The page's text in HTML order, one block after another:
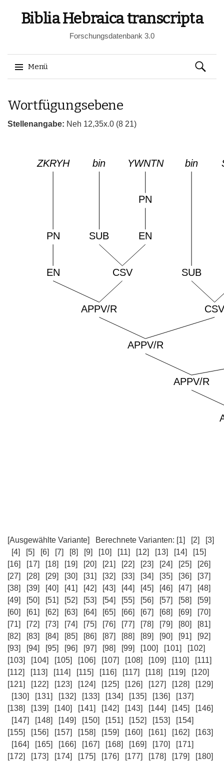
Biblia Hebraica transcripta
Forschungsdatenbank 3.0
Menü
zum
Suchen
nach:
Wortfügungsebene
Stellenangabe: Neh 12,35x.0 (8 21)
[Ausgewählte Variante] Berechnete Varianten: [1] [2]
[3]
[4]
[5] [6] [7] [8] [9] [10] [11] [12] [13] [14]
[15]
[16]
[17] [18] [19] [20] [21] [22] [23] [24] [25]
[26]
[27]
[28] [29] [30] [31] [32] [33] [34] [35] [36]
[37]
[38]
[39] [40] [41] [42] [43] [44] [45] [46] [47]
[48]
[49]
[50] [51] [52] [53] [54] [55] [56] [57] [58]
[59]
[60]
[61] [62] [63] [64] [65] [66] [67] [68] [69]
[70]
[71]
[72] [73] [74] [75] [76] [77] [78] [79] [80]
[81]
[82]
[83] [84] [85] [86] [87] [88] [89] [90] [91]
[92]
[93]
[94] [95] [96] [97] [98] [99] [100] [101]
[102]
[103]
[104] [105] [106] [107] [108] [109] [110]
[111]
[112]
[113] [114] [115] [116] [117] [118] [119]
[120]
[121]
[122] [123] [124] [125] [126] [127] [128]
[129]
[130]
[131] [132] [133] [134] [135] [136]
[137]
[138]
[139] [140] [141] [142] [143] [144] [145]
[146]
[147]
[148] [149] [150] [151] [152] [153]
[154]
[155]
[156] [157] [158] [159] [160] [161] [162]
[163]
[164]
[165] [166] [167] [168] [169] [170]
[171]
[172]
[173] [174] [175] [176] [177] [178] [179]
[180]